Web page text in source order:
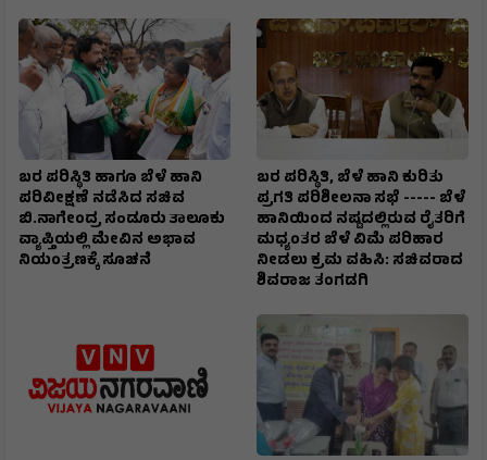
ಬರ ಪರಿಸ್ಥಿತಿ ಹಾಗೂ ಬೆಳೆ ಹಾನಿ
ಪರಿವೀಕ್ಷಣೆ ನಡೆಸಿದ ಸಚಿವ
ಬಿ.ನಾಗೇಂದ್ರ ಸoಡೂರು ತಾಲೂಕು
ವ್ಯಾಪ್ತಿಯಲ್ಲಿ ಮೇವಿನ ಅಭಾವ
ನಿಯಂತ್ರಣಕ್ಕೆ ಸೂಚನೆ
ಬರ ಪರಿಸ್ಥಿತಿ, ಬೆಳೆ ಹಾನಿ ಕುರಿತು
ಪ್ರಗತಿ ಪರಿಶೀಲನಾ ಸಭೆ ----- ಬೆಳೆ
ಹಾನಿಯಿಂದ ನಷ್ಟದಲ್ಲಿರುವ ರೈತರಿಗೆ
ಮಧ್ಯಂತರ ಬೆಳೆ ವಿಮೆ ಪರಿಹಾರ
ನೀಡಲು ಕ್ರಮ ವಹಿಸಿ: ಸಚಿವರಾದ
ಶಿವರಾಜ ತಂಗಡಗಿ